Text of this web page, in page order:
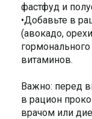
фастфуд и
•Добавьте в
(авокадо,
витаминов.
Важно: перед
в рацион
врачом или